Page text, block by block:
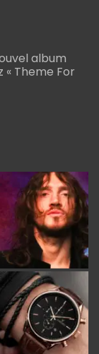
album
« Theme For